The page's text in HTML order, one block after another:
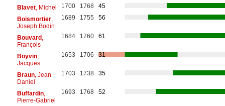
Blavet, Michel 1700 1768
45
Boismortier,
Joseph Bodin
1689 1755 56
Bouvard,
François
1684 1760 61
Boyvin,
Jacques
1653 1706 31
Braun, Jean
Daniel
1703 1738 35
Buffardin,
Pierre-Gabriel
1693 1768 52